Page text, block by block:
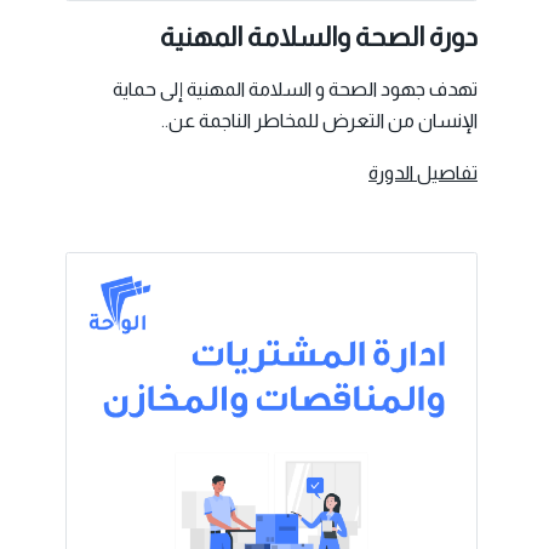
دورة الصحة والسلامة المهنية
تهدف جهود الصحة و السلامة المهنية إلى حماية
الإنسان من التعرض للمخاطر الناجمة عن..
تفاصيل الدورة